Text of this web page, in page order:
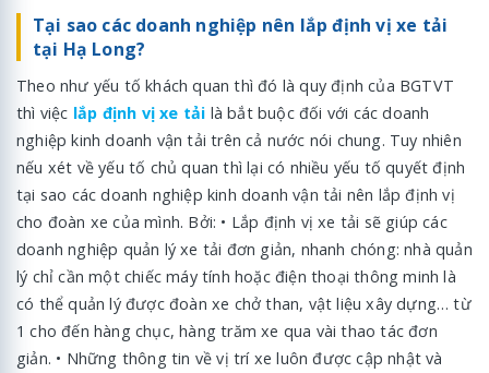
Tại sao các doanh nghiệp nên lắp định vị xe tải
tại Hạ Long?
Theo như yếu tố khách quan thì đó là quy định của BGTVT
thì việc lắp định vị xe tải là bắt buộc đối với các doanh
nghiệp kinh doanh vận tải trên cả nước nói chung. Tuy nhiên
nếu xét về yếu tố chủ quan thì lại có nhiều yếu tố quyết định
tại sao các doanh nghiệp kinh doanh vận tải nên lắp định vị
cho đoàn xe của mình. Bởi: • Lắp định vị xe tải sẽ giúp các
doanh nghiệp quản lý xe tải đơn giản, nhanh chóng: nhà quản
lý chỉ cần một chiếc máy tính hoặc điện thoại thông minh là
có thể quản lý được đoàn xe chở than, vật liệu xây dựng… từ
1 cho đến hàng chục, hàng trăm xe qua vài thao tác đơn
giản. • Những thông tin về vị trí xe luôn được cập nhật và